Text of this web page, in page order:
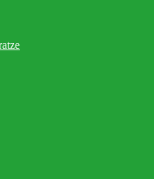
in
2000